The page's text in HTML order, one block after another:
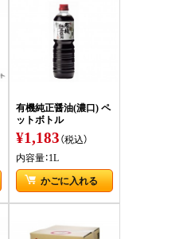
有機純正醤油(濃口) ペ
ットボトル
¥1,183（税込）
内容量：1L
かごに入れる